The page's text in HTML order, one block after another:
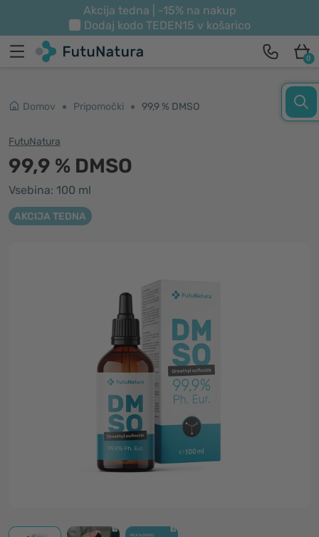
Akcija tedna | -15% na nakup
Dodaj kodo TEDEN15 v košarico
0
Domov Pripomočki 99,9 % DMSO
FutuNatura
99,9 % DMSO
Vsebina: 100 ml
AKCIJA TEDNA